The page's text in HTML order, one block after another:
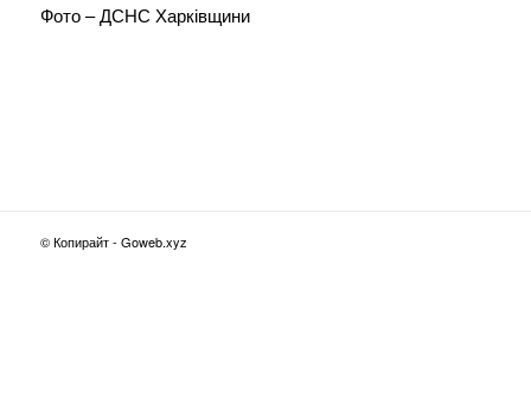
Фото – ДСНС Харківщини
© Копирайт - Goweb.xyz